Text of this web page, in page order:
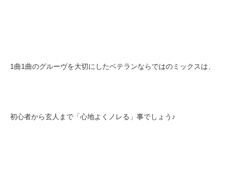
1曲1曲のグルーヴを大切にしたベテランならではのミックスは、
初心者から玄人まで「心地よくノレる」事でしょう♪